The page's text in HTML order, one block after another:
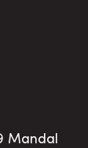
Mandal